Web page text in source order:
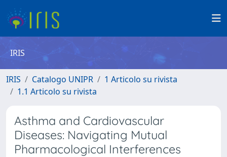
IRIS
IRIS Catalogo UNIPR
1 Articolo su rivista
1.1 Articolo su rivista
Asthma and Cardiovascular
Diseases: Navigating Mutual
Pharmacological Interferences